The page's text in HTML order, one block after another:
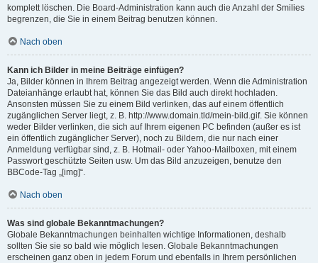
komplett löschen. Die Board-Administration kann auch die Anzahl der Smilies
begrenzen, die Sie in einem Beitrag benutzen können.
Nach oben
Kann ich Bilder in meine Beiträge einfügen?
Ja, Bilder können in Ihrem Beitrag angezeigt werden. Wenn die Administration
Dateianhänge erlaubt hat, können Sie das Bild auch direkt hochladen.
Ansonsten müssen Sie zu einem Bild verlinken, das auf einem öffentlich
zugänglichen Server liegt, z. B. http://www.domain.tld/mein-bild.gif. Sie können
weder Bilder verlinken, die sich auf Ihrem eigenen PC befinden (außer es ist
ein öffentlich zugänglicher Server), noch zu Bildern, die nur nach einer
Anmeldung verfügbar sind, z. B. Hotmail- oder Yahoo-Mailboxen, mit einem
Passwort geschützte Seiten usw. Um das Bild anzuzeigen, benutze den
BBCode-Tag „[img]“.
Nach oben
Was sind globale Bekanntmachungen?
Globale Bekanntmachungen beinhalten wichtige Informationen, deshalb
sollten Sie sie so bald wie möglich lesen. Globale Bekanntmachungen
erscheinen ganz oben in jedem Forum und ebenfalls in Ihrem persönlichen